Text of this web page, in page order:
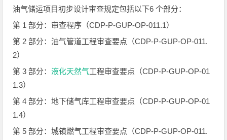
油气储运项目初步设计审查规定包括以下6 个部分：
第 1 部分：审查程序（CDP-P-GUP-OP-011.1）
第 2 部分：油气管道工程审查要点（CDP-P-GUP-OP-011.
2）
第 3 部分：液化天然气工程审查要点（CDP-P-GUP-OP-01
1.3）
第 4 部分：地下储气库工程审查要点（CDP-P-GUP-OP-01
1.4）
第 5 部分：城镇燃气工程审查要点（CDP-P-GUP-OP-011.